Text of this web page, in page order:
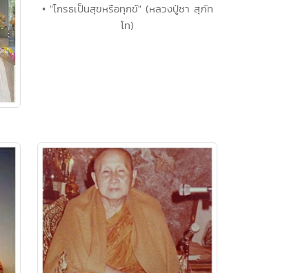
• "โกรธเป็นสุขหรือทุกข์" (หลวงปู่ชา สุภัท
โท)